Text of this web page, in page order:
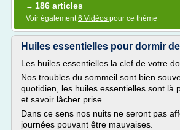
→ 186 articles
Voir également6 Vidéos pour ce thème
Huiles essentielles pour dormir
Les huiles essentielles la clef de votre
Nos troubles du sommeil sont bien
quotidien, les huiles essentielles sont là
et savoir lâcher prise.
Dans ce sens nos nuits ne seront pas
journées pouvant être mauvaises.